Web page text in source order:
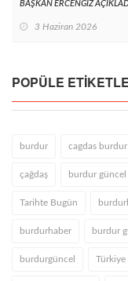
BAŞKAN ERCENGİZ
3 Haziran 2026
POPÜLE
burdur cagdas burdur
çağdaş burdur güncel
Tarihte Bugün
burdurhaber burdur
burdurgüncel Türkiye